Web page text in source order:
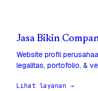
Jasa Bikin
Website profil
legalitas, portofolio, &
Lihat layanan →